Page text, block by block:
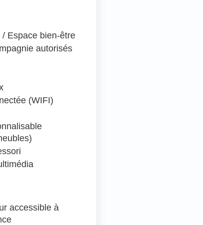
Espace bien-être
autorisés
(WIFI)
accessible à